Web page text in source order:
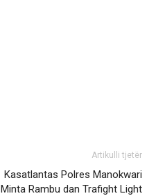
Artikulli tjetër
Kasatlantas Polres Manokwari
Minta Rambu dan Trafight Light